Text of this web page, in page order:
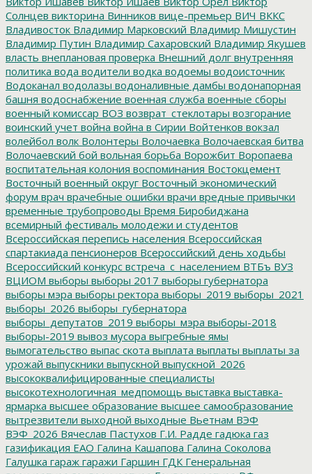
Солнцев викторина Винников вице-премьер ВИЧ ВККС
Владивосток Владимир Марковский Владимир Мишустин
Владимир Путин Владимир Сахаровский Владимир Якушев
власть внеплановая проверка Внешний долг внутренняя
политика вода водители водка водоемы водоисточник
Водоканал водолазы водоналивные дамбы водонапорная
башня водоснабжение военная служба военные сборы
военный комиссар ВОЗ возврат_стеклотары возгорание
воинский учет война война в Сирии Войтенков вокзал
волейбол волк Волонтеры Волочаевка Волочаевская битва
Волочаевский бой вольная борьба Ворожбит Воропаева
воспитательная колония воспоминания Востокцемент
Восточный военный округ Восточный экономический
форум врач врачебные ошибки врачи вредные привычки
временные трубопроводы Время Биробиджана
всемирный фестиваль молодежи и студентов
Всероссийская перепись населения Всероссийская
спартакиада пенсионеров Всероссийский день ходьбы
Всероссийский конкурс встреча_с_населением ВТБъ ВУЗ
ВЦИОМ выборы выборы 2017 выборы губернатора
выборы мэра выборы ректора выборы_2019 выборы_2021
выборы_2026 выборы_губернатора
выборы_депутатов_2019 выборы_мэра выборы-2018
выборы-2019 вывоз мусора выгребные ямы
вымогательство выпас скота выплата выплаты выплаты за
урожай выпускники выпускной выпускной_2026
высококвалифицированные специалисты
высокотехнологичная_медпомощь выставка выставка-
ярмарка высшее образование высшее самообразование
вытрезвители выходной выходные Вьетнам ВЭФ
ВЭФ_2026 Вячеслав Пастухов Г.И. Радде гадюка газ
газификация ЕАО Галина Кашапова Галина Соколова
Галушка гараж гаражи Гаршин ГДК Генеральная